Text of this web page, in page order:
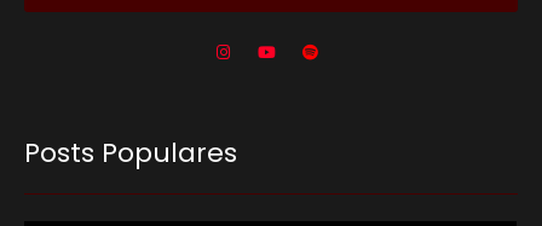
Posts Populares